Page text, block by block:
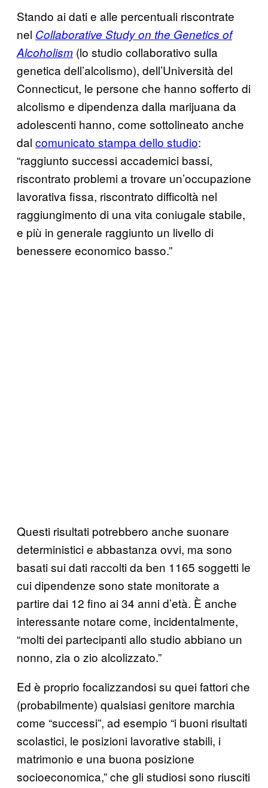
Stando ai dati e alle percentuali riscontrate
nel Collaborative Study on the Genetics of
Alcoholism (lo studio collaborativo sulla
genetica dell’alcolismo), dell’Università del
Connecticut, le persone che hanno sofferto di
alcolismo e dipendenza dalla marijuana da
adolescenti hanno, come sottolineato anche
dal comunicato stampa dello studio:
“raggiunto successi accademici bassi,
riscontrato problemi a trovare un’occupazione
lavorativa fissa, riscontrato difficoltà nel
raggiungimento di una vita coniugale stabile,
e più in generale raggiunto un livello di
benessere economico basso.”
Questi risultati potrebbero anche suonare
deterministici e abbastanza ovvi, ma sono
basati sui dati raccolti da ben 1165 soggetti le
cui dipendenze sono state monitorate a
partire dai 12 fino ai 34 anni d’età. È anche
interessante notare come, incidentalmente,
“molti dei partecipanti allo studio abbiano un
nonno, zia o zio alcolizzato.”
Ed è proprio focalizzandosi su quei fattori che
(probabilmente) qualsiasi genitore marchia
come “successi”, ad esempio “i buoni risultati
scolastici, le posizioni lavorative stabili, i
matrimonio e una buona posizione
socioeconomica,” che gli studiosi sono riusciti